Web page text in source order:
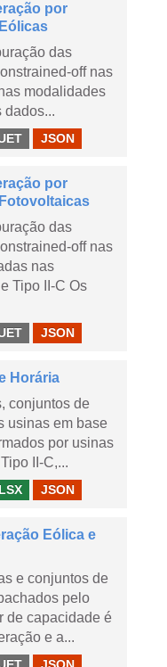
por
das
off nas
modalidades
dados...
JSON
por
das
off nas
nas
Tipo II-C Os
JSON
Horária
conjuntos de
usinas em base
por usinas
II-C,...
JSON
Eólica e
e conjuntos de
pelo
de capacidade é
e a...